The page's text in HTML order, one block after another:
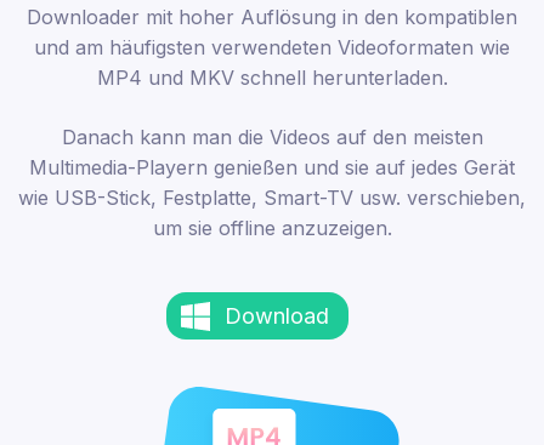
Downloader mit hoher Auflösung in den kompatiblen
und am häufigsten verwendeten Videoformaten wie
MP4 und MKV schnell herunterladen.
Danach kann man die Videos auf den meisten
Multimedia-Playern genießen und sie auf jedes Gerät
wie USB-Stick, Festplatte, Smart-TV usw. verschieben,
um sie offline anzuzeigen.
Download